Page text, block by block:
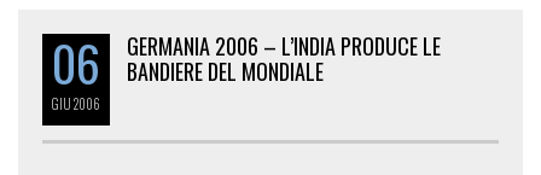
06
GIU2006
GERMANIA 2006 – L’INDIA PRODUCE LE
BANDIERE DEL MONDIALE